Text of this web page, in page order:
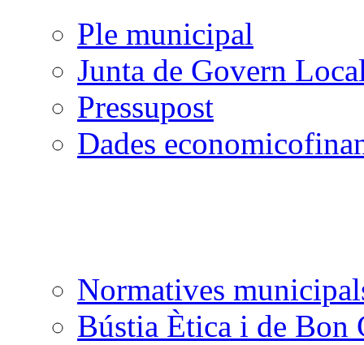
Ple municipal
Junta de Govern
Pressupost
Dades
Normatives
Bústia Ètica i de Bon